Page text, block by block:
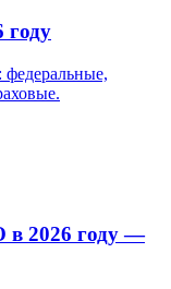
году
федеральные,
в 2026 году —